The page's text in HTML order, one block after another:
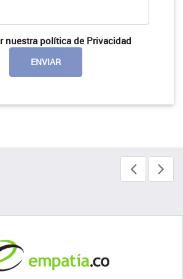
nuestra política de Privacidad